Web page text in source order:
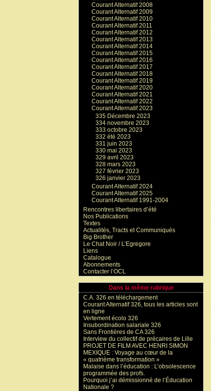
Courant Alternatif 2008
Courant Alternatif 2009
Courant Alternatif 2010
Courant Alternatif 2011
Courant Alternatif 2012
Courant Alternatif 2013
Courant Alternatif 2014
Courant Alternatif 2015
Courant Alternatif 2016
Courant Alternatif 2017
Courant Alternatif 2018
Courant Alternatif 2019
Courant Alternatif 2020
Courant Alternatif 2021
Courant Alternatif 2022
Courant Alternatif 2023
335 Décembre 2023
334 novembre 2023
333 octobre 2023
332 été 2023
331 juin 2023
330 mai 2023
329 avril 2023
328 mars 2023
327 février 2023
326 janvier 2023
Courant Alternatif 2024
Courant Alternatif 2025
Courant Alternatif 1991-2004
Rencontres libertaires d’été
Nos Publications
Textes
Actualités, Tracts et Communiqués
Big Brother
Le Chat Noir / L’Egregore
Liens
Catalogue
Abonnements
Contacter l’OCL
Dans la même rubrique
C.A. 326 en téléchargement
Courant Alternatif 326, tous les articles sont
en ligne
Vertement écolo 326
Insubordination salariale 326
Sans Frontières de CA 326
Interview du collectif de précaires de Lille
PROJET DE FILM AVEC HENRI SIMON
MEXIQUE : Voyage au cœur de la
« quatrième transformation »
Malaise dans l’éducation : L’obsolescence
programmée des profs.
Pourquoi j’ai démissionné de l’Éducation
Nationale ?